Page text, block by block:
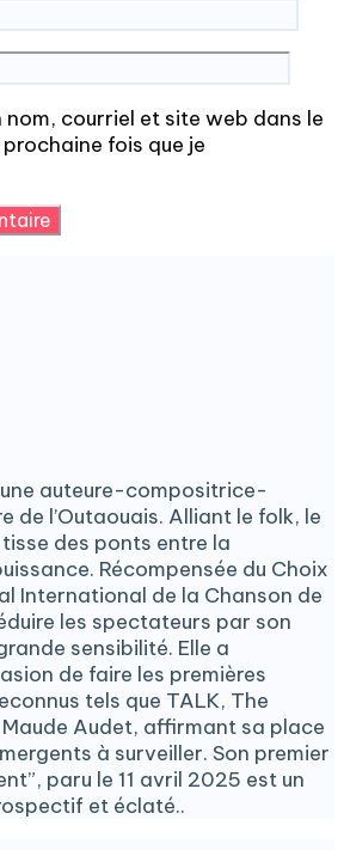
nom, courriel et site web dans le
fois que je
auteure-compositrice-
de l’Outaouais. Alliant le folk, le
des ponts entre la
Récompensée du Choix
International de la Chanson de
les spectateurs par son
sensibilité. Elle a
de faire les premières
tels que TALK, The
Audet, affirmant sa place
à surveiller. Son premier
paru le 11 avril 2025 est un
et éclaté..